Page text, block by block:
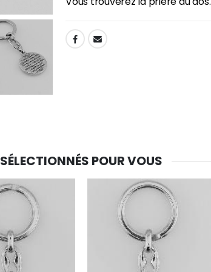
6 Bougies Teintées Masse Couleur Blanche
€6.00
€21.90
SHARE:
SÉLECTIONNÉS POUR VOUS